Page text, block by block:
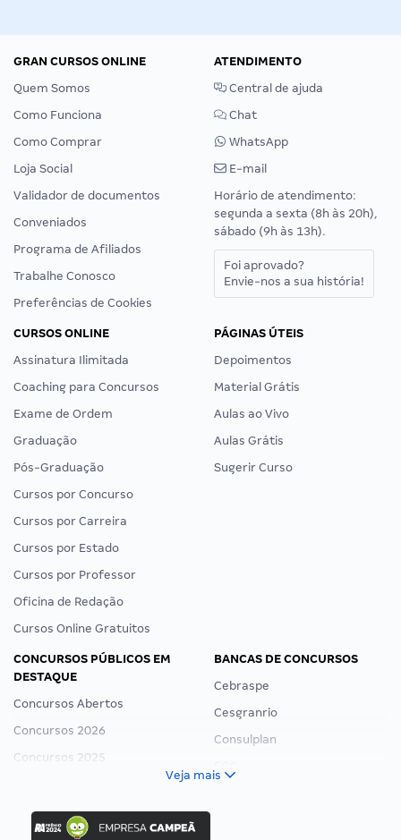
GRAN CURSOS ONLINE
Quem Somos
Como Funciona
Como Comprar
Loja Social
Validador de documentos
Conveniados
Programa de Afiliados
Trabalhe Conosco
Preferências de Cookies
ATENDIMENTO
Central de ajuda
Chat
WhatsApp
E-mail
Horário de atendimento:
segunda a sexta (8h às 20h),
sábado (9h às 13h).
Foi aprovado?
Envie-nos a sua história!
CURSOS ONLINE
Assinatura Ilimitada
Coaching para Concursos
Exame de Ordem
Graduação
Pós-Graduação
Cursos por Concurso
Cursos por Carreira
Cursos por Estado
Cursos por Professor
Oficina de Redação
Cursos Online Gratuitos
PÁGINAS ÚTEIS
Depoimentos
Material Grátis
Aulas ao Vivo
Aulas Grátis
Sugerir Curso
CONCURSOS PÚBLICOS EM
DESTAQUE
Concursos Abertos
Concursos 2026
Concursos 2025
Concurso Ibama
BANCAS DE CONCURSOS
Cebraspe
Cesgranrio
Consulplan
Veja mais